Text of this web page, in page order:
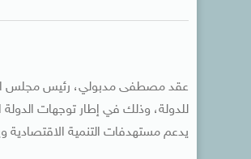
عقد مصطفى مدبولي، رئيس مجلس
للدولة، وذلك في إطار توجهات الدولة
يدعم مستهدفات التنمية الاقتصادية